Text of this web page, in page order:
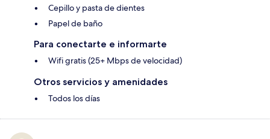
Cepillo y pasta de dientes
Papel de baño
Para conectarte e informarte
Wifi gratis (25+ Mbps de velocidad)
Otros servicios y amenidades
Todos los días